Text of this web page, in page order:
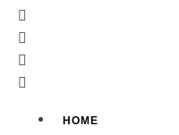
HOME